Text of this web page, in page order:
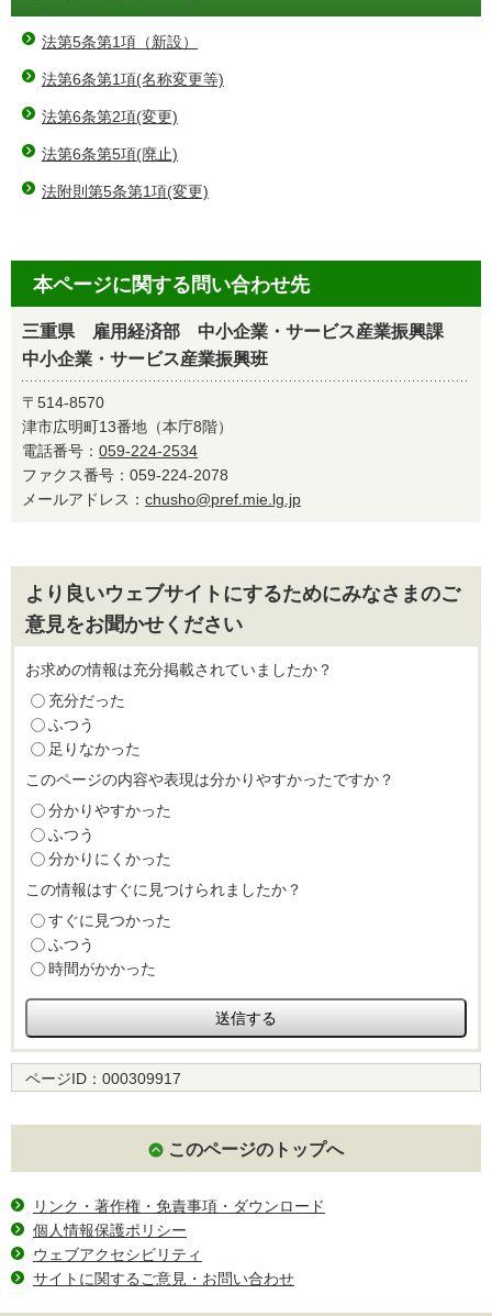
法第5条第1項（新設）
法第6条第1項(名称変更等)
法第6条第2項(変更)
法第6条第5項(廃止)
法附則第5条第1項(変更)
本ページに関する問い合わせ先
三重県 雇用経済部 中小企業・サービス産業振興課
中小企業・サービス産業振興班
〒514-8570
津市広明町13番地（本庁8階）
電話番号： 059-224-2534
ファクス番号：059-224-2078
メールアドレス： chusho@pref.mie.lg.jp
より良いウェブサイトにするためにみなさまのご
意見をお聞かせください
お求めの情報は充分掲載されていましたか？
充分だった
ふつう
足りなかった
このページの内容や表現は分かりやすかったですか？
分かりやすかった
ふつう
分かりにくかった
この情報はすぐに見つけられましたか？
すぐに見つかった
ふつう
時間がかかった
ページID： 000309917
このページのトップへ
リンク・著作権・免責事項・ダウンロード
個人情報保護ポリシー
ウェブアクセシビリティ
サイトに関するご意見・お問い合わせ